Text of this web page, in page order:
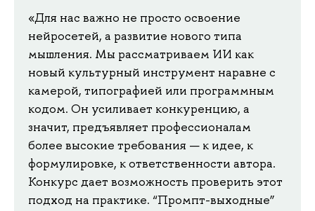
«Для нас важно не просто освоение
нейросетей, а развитие нового типа
мышления. Мы рассматриваем ИИ как
новый культурный инструмент наравне с
камерой, типографией или программным
кодом. Он усиливает конкуренцию, а
значит, предъявляет профессионалам
более высокие требования — к идее, к
формулировке, к ответственности автора.
Конкурс дает возможность проверить этот
подход на практике. “Промпт-выходные”